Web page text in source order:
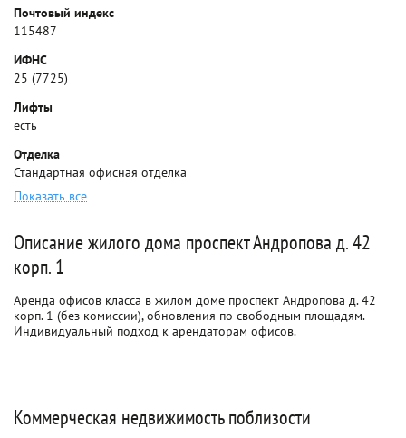
Почтовый индекс
115487
ИФНС
25 (7725)
Лифты
есть
Отделка
Стандартная офисная отделка
Показать все
Описание жилого дома проспект Андропова д. 42
корп. 1
Аренда офисов класса в жилом доме проспект Андропова д. 42
корп. 1 (без комиссии), обновления по свободным площадям.
Индивидуальный подход к арендаторам офисов.
Коммерческая недвижимость поблизости